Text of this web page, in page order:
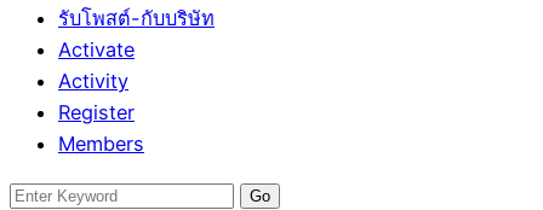
รับโพสต์-กับบริษัท
Activate
Activity
Register
Members
Search